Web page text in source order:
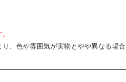
、色や雰囲気が実物とやや異なる場合